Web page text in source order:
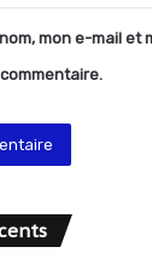
mon e-mail et